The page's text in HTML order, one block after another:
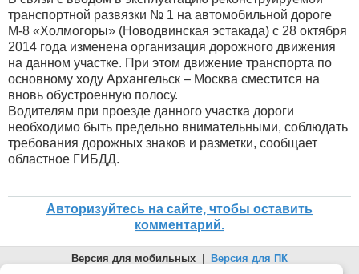
транспортной развязки № 1 на автомобильной дороге
М-8 «Холмогоры» (Новодвинская эстакада) с 28 октября
2014 года изменена организация дорожного движения
на данном участке. При этом движение транспорта по
основному ходу Архангельск – Москва сместится на
вновь обустроенную полосу.
Водителям при проезде данного участка дороги
необходимо быть предельно внимательными, соблюдать
требования дорожных знаков и разметки, сообщает
областное ГИБДД.
Авторизуйтесь на сайте, чтобы оставить
комментарий.
Версия для мобильных Версия для ПК